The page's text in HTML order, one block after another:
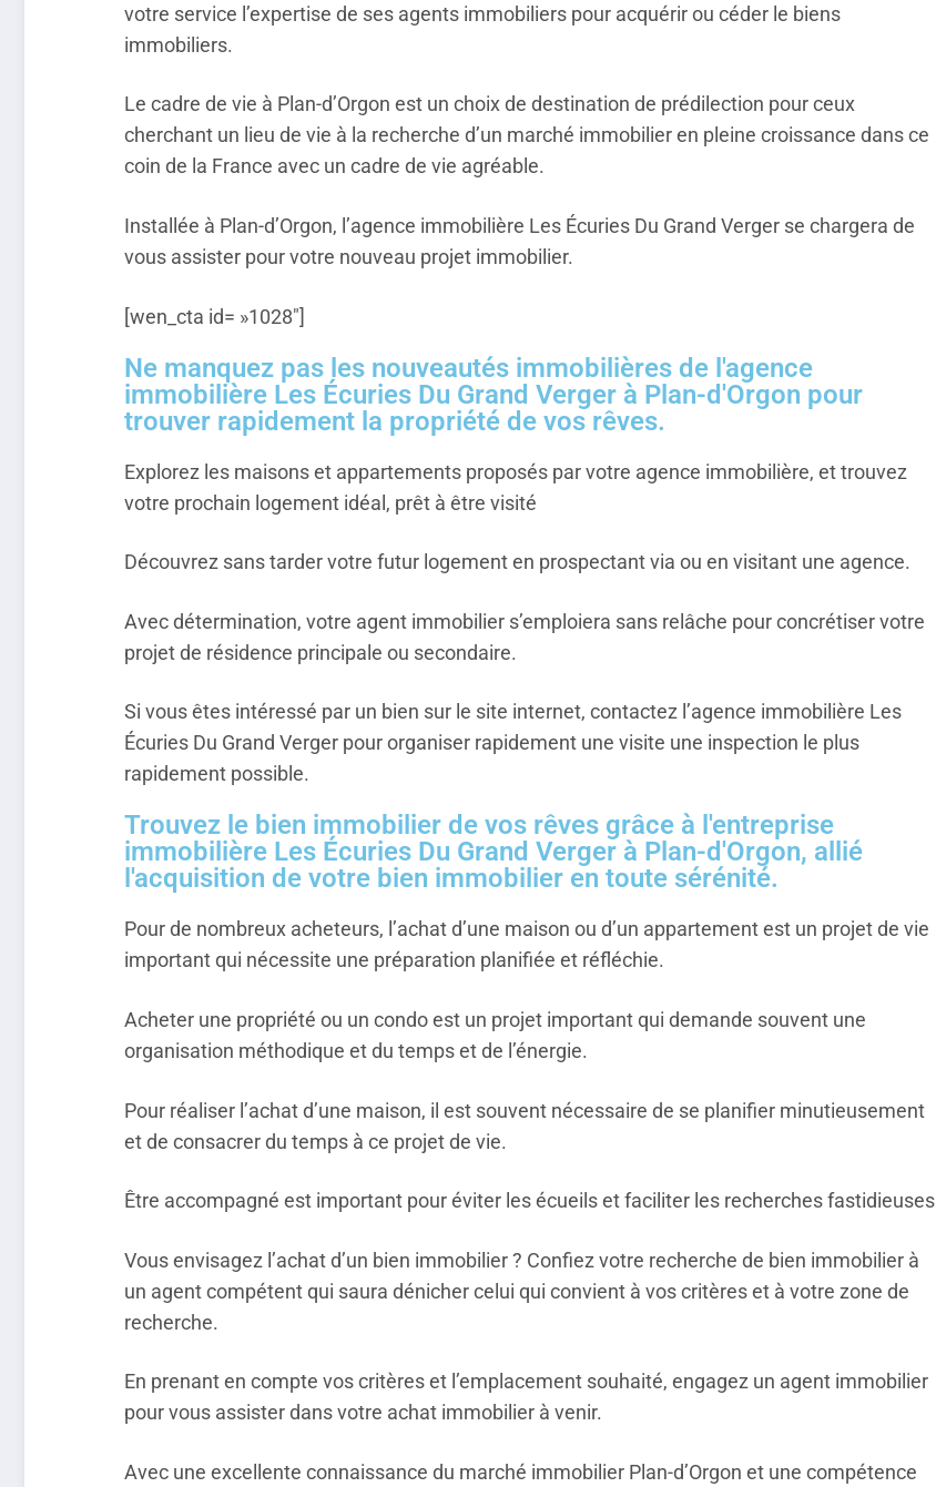
votre service l’expertise de ses agents immobiliers pour acquérir ou céder le biens
immobiliers.
Le cadre de vie à Plan-d’Orgon est un choix de destination de prédilection pour ceux
cherchant un lieu de vie à la recherche d’un marché immobilier en pleine croissance dans ce
coin de la France avec un cadre de vie agréable.
Installée à Plan-d’Orgon, l’agence immobilière Les Écuries Du Grand Verger se chargera de
vous assister pour votre nouveau projet immobilier.
[wen_cta id= »1028″]
Ne manquez pas les nouveautés immobilières de l'agence
immobilière Les Écuries Du Grand Verger à Plan-d'Orgon pour
trouver rapidement la propriété de vos rêves.
Explorez les maisons et appartements proposés par votre agence immobilière, et trouvez
votre prochain logement idéal, prêt à être visité
Découvrez sans tarder votre futur logement en prospectant via ou en visitant une agence.
Avec détermination, votre agent immobilier s’emploiera sans relâche pour concrétiser votre
projet de résidence principale ou secondaire.
Si vous êtes intéressé par un bien sur le site internet, contactez l’agence immobilière Les
Écuries Du Grand Verger pour organiser rapidement une visite une inspection le plus
rapidement possible.
Trouvez le bien immobilier de vos rêves grâce à l'entreprise
immobilière Les Écuries Du Grand Verger à Plan-d'Orgon, allié
l'acquisition de votre bien immobilier en toute sérénité.
Pour de nombreux acheteurs, l’achat d’une maison ou d’un appartement est un projet de vie
important qui nécessite une préparation planifiée et réfléchie.
Acheter une propriété ou un condo est un projet important qui demande souvent une
organisation méthodique et du temps et de l’énergie.
Pour réaliser l’achat d’une maison, il est souvent nécessaire de se planifier minutieusement
et de consacrer du temps à ce projet de vie.
Être accompagné est important pour éviter les écueils et faciliter les recherches
Vous envisagez l’achat d’un bien immobilier ? Confiez votre recherche de bien immobilier à
un agent compétent qui saura dénicher celui qui convient à vos critères et à votre zone de
recherche.
En prenant en compte vos critères et l’emplacement souhaité, engagez un agent immobilier
pour vous assister dans votre achat immobilier à venir.
Avec une excellente connaissance du marché immobilier Plan-d’Orgon et une compétence